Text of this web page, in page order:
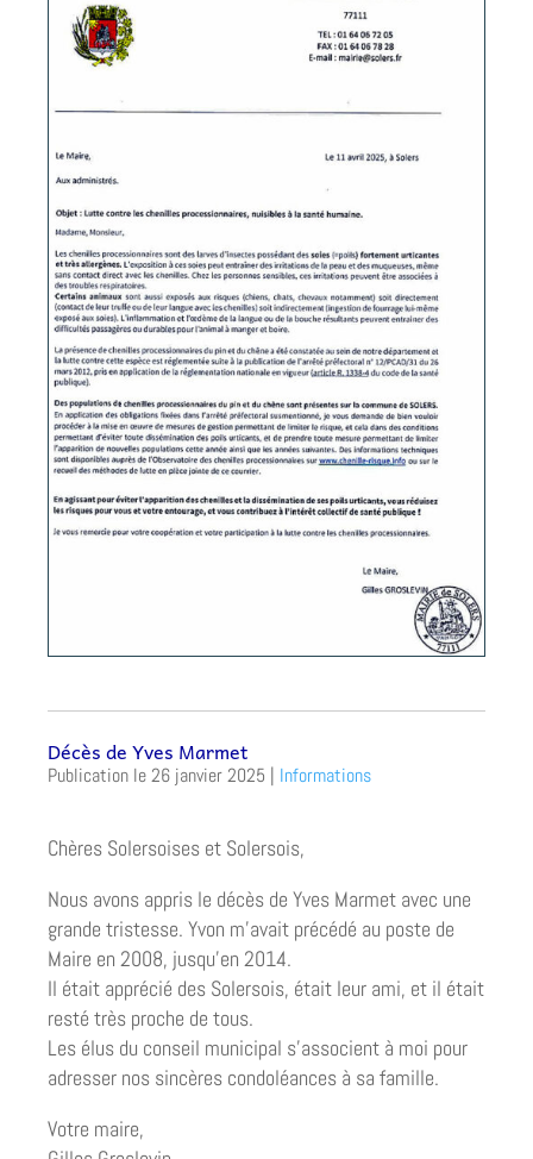
Décès de Yves Marmet
26 janvier 2025 | Informations
Chères Solersoises et Solersois,
Nous avons appris le décès de Yves Marmet avec une
grande tristesse. Yvon m’avait précédé au poste de
Maire en 2008, jusqu’en 2014.
Il était apprécié des Solersois, était leur ami, et il était
resté très proche de tous.
Les élus du conseil municipal s’associent à moi pour
adresser nos sincères condoléances à sa famille.
Votre maire,